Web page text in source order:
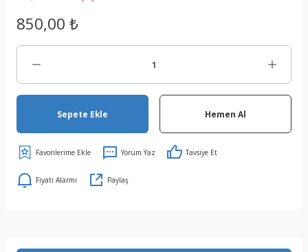
850,00 ₺
Sepete Ekle Hemen Al
Yorum Yaz Tavsiye Et
Fiyatı Alarmı Paylaş